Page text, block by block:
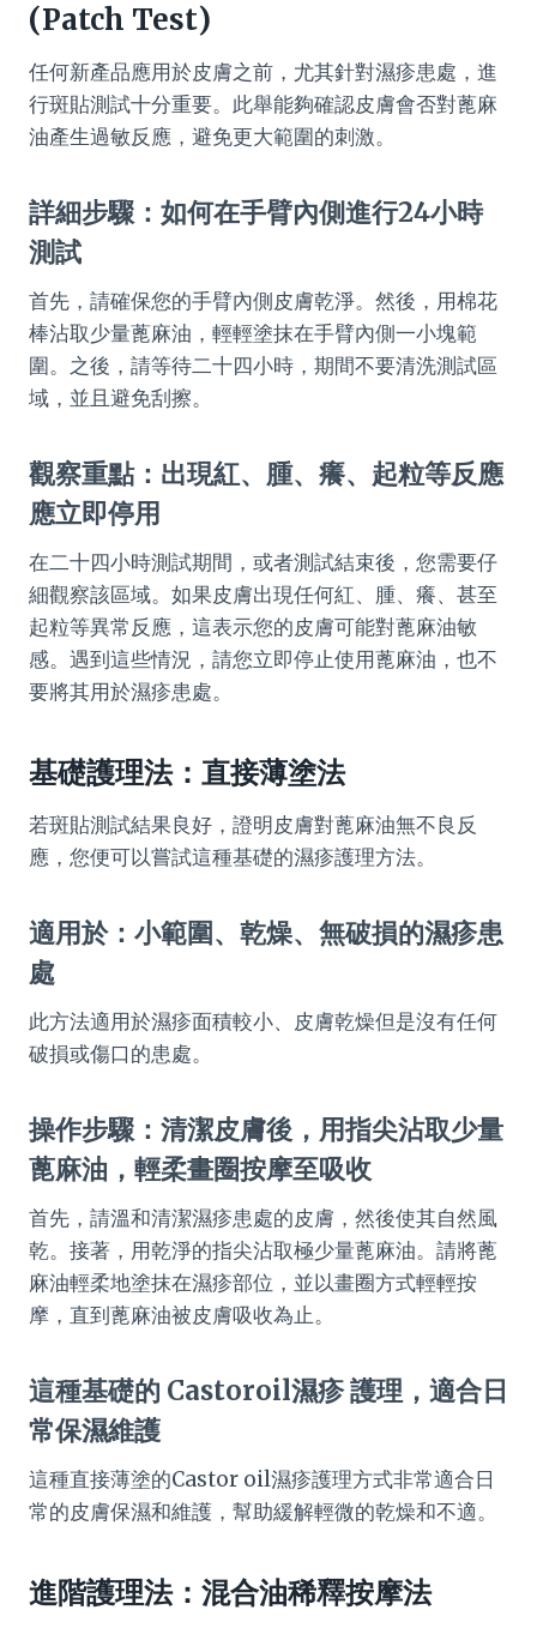
(Patch Test)
任何新產品應用於皮膚之前，尤其針對濕疹患處，進
行斑貼測試十分重要。此舉能夠確認皮膚會否對蓖麻
油產生過敏反應，避免更大範圍的刺激。
詳細步驟：如何在手臂內側進行24小時
測試
首先，請確保您的手臂內側皮膚乾淨。然後，用棉花
棒沾取少量蓖麻油，輕輕塗抹在手臂內側一小塊範
圍。之後，請等待二十四小時，期間不要清洗測試區
域，並且避免刮擦。
觀察重點：出現紅、腫、癢、起粒等反應
應立即停用
在二十四小時測試期間，或者測試結束後，您需要仔
細觀察該區域。如果皮膚出現任何紅、腫、癢、甚至
起粒等異常反應，這表示您的皮膚可能對蓖麻油敏
感。遇到這些情況，請您立即停止使用蓖麻油，也不
要將其用於濕疹患處。
基礎護理法：直接薄塗法
若斑貼測試結果良好，證明皮膚對蓖麻油無不良反
應，您便可以嘗試這種基礎的濕疹護理方法。
適用於：小範圍、乾燥、無破損的濕疹患
處
此方法適用於濕疹面積較小、皮膚乾燥但是沒有任何
破損或傷口的患處。
操作步驟：清潔皮膚後，用指尖沾取少量
蓖麻油，輕柔畫圈按摩至吸收
首先，請溫和清潔濕疹患處的皮膚，然後使其自然風
乾。接著，用乾淨的指尖沾取極少量蓖麻油。請將蓖
麻油輕柔地塗抹在濕疹部位，並以畫圈方式輕輕按
摩，直到蓖麻油被皮膚吸收為止。
這種基礎的 Castoroil濕疹 護理，適合日
常保濕維護
這種直接薄塗的Castor oil濕疹護理方式非常適合日
常的皮膚保濕和維護，幫助緩解輕微的乾燥和不適。
進階護理法：混合油稀釋按摩法